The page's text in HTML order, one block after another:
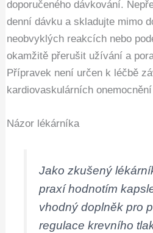
doporučeného dávkování.
denní dávku a skladujte mimo
neobvyklých reakcích nebo
okamžitě přerušit užívání a
Přípravek není určen k léčbě
kardiovaskulárních
Názor lékárníka
Jako zkušený
praxí hodnotím
vhodný doplněk pro
regulace krevního